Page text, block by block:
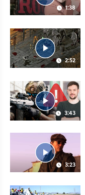
1:38
2:52
3:43
3:23